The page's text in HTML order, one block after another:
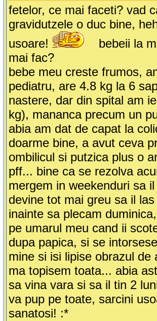
fetelor, ce mai faceti? vad
gravidutzele o duc bine,
usoare!
bebeii la
mai fac?
bebe meu creste frumos,
pediatru, are 4.8 kg la 6
nastere, dar din spital am
kg), mananca precum un
abia am dat de capat la
doarme bine, a avut ceva
ombilicul si putzica plus o
pff... bine ca se rezolva
mergem in weekenduri sa
devine tot mai greu sa il
inainte sa plecam
pe umarul meu cand ii
dupa papica, si se
mine si isi lipise obrazul de
ma topisem toata... abia
sa vina vara si sa il tin 2
va pup pe toate, sarcini
sanatosi! :*